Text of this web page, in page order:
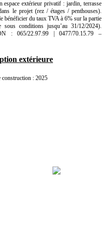
extérieur privatif : jardin, terrasse
le projet (rez / étages / penthouses).
bénéficier du taux TVA à 6% sur la partie
sous conditions jusqu’au 31/12/2024).
: 065/22.97.99 | 0477/70.15.79 –
extérieure
construction : 2025